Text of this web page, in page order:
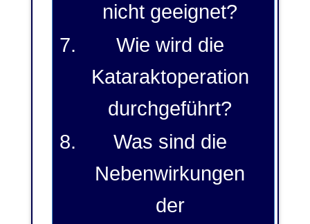
nicht geeignet?
Wie wird die
Kataraktoperation
durchgeführt?
Was sind die
Nebenwirkungen
der